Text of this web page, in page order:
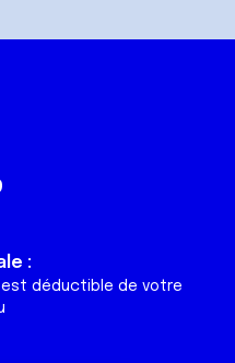
:
est déductible de votre